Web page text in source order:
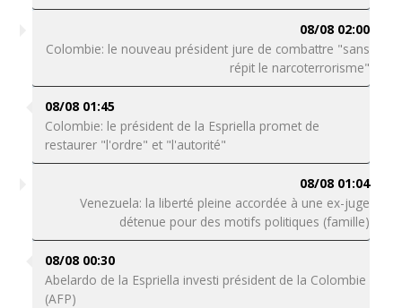
08/08 02:00
Colombie: le nouveau président jure de combattre "sans
répit le narcoterrorisme"
08/08 01:45
Colombie: le président de la Espriella promet de
restaurer "l'ordre" et "l'autorité"
08/08 01:04
Venezuela: la liberté pleine accordée à une ex-juge
détenue pour des motifs politiques (famille)
08/08 00:30
Abelardo de la Espriella investi président de la Colombie
(AFP)